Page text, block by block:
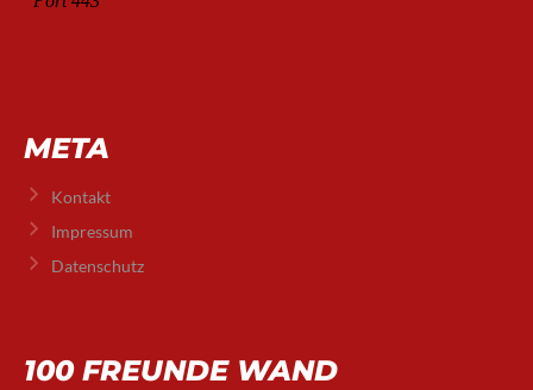
META
Kontakt
Impressum
Datenschutz
100 FREUNDE WAND